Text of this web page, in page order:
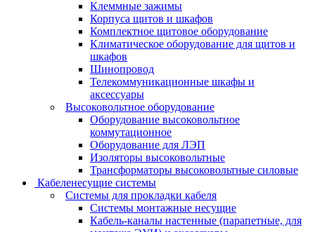
Клеммные зажимы
Корпуса щитов и шкафов
Комплектное щитовое оборудование
Климатическое оборудование для щитов и
шкафов
Шинопровод
Телекоммуникационные шкафы и
аксессуары
Высоковольтное оборудование
Оборудование высоковольтное
коммутационное
Оборудование для ЛЭП
Изоляторы высоковольтные
Трансформаторы высоковольтные силовые
Кабеленесущие системы
Системы для прокладки кабеля
Системы монтажные несущие
Кабель-каналы настенные (парапетные, для